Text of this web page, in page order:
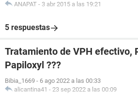
ANAPAT - 3 abr 2015 a las 19:21
5 respuestas
Tratamiento de VPH efectivo,
Papiloxyl ???
Bibia_1669 - 6 ago 2022 a las 00:33
alicantina41 - 23 sep 2022 a las 00:09